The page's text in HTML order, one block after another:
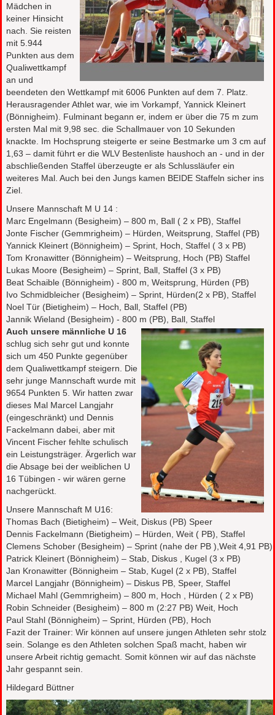
Mädchen in
keiner Hinsicht
nach. Sie reisten
mit 5.944
Punkten aus dem
Qualiwettkampf
an und
beendeten den Wettkampf mit 6006 Punkten auf dem 7. Platz.
Herausragender Athlet war, wie im Vorkampf, Yannick Kleinert
(Bönnigheim). Fulminant begann er, indem er über die 75 m zum
ersten Mal mit 9,98 sec. die Schallmauer von 10 Sekunden
knackte. Im Hochsprung steigerte er seine Bestmarke um 3 cm auf
1,63 – damit führt er die WLV Bestenliste haushoch an - und in der
abschließenden Staffel überzeugte er als Schlussläufer ein
weiteres Mal. Auch bei den Jungs kamen BEIDE Staffeln sicher ins
Ziel.
Unsere Mannschaft M U 14 :
Marc Engelmann (Besigheim) – 800 m, Ball ( 2 x PB), Staffel
Jonte Fischer (Gemmrigheim) – Hürden, Weitsprung, Staffel (PB)
Yannick Kleinert (Bönnigheim) – Sprint, Hoch, Staffel ( 3 x PB)
Tom Kronawitter (Bönnigheim) – Weitsprung, Hoch (PB) Staffel
Lukas Moore (Besigheim) – Sprint, Ball, Staffel (3 x PB)
Beat Schaible (Bönnigheim) - 800 m, Weitsprung, Hürden (PB)
Ivo Schmidbleicher (Besigheim) – Sprint, Hürden(2 x PB), Staffel
Noel Tür (Bietigheim) – Hoch, Ball, Staffel (PB)
Jannik Wieland (Besigheim) - 800 m (PB), Ball, Staffel
Auch unsere männliche U 16
schlug sich sehr gut und konnte
sich um 450 Punkte gegenüber
dem Qualiwettkampf steigern. Die
sehr junge Mannschaft wurde mit
9654 Punkten 5. Wir hatten zwar
dieses Mal Marcel Langjahr
(eingeschränkt) und Dennis
Fackelmann dabei, aber mit
Vincent Fischer fehlte schulisch
ein Leistungsträger. Ärgerlich war
die Absage bei der weiblichen U
16 Tübingen - wir wären gerne
nachgerückt.
Unsere Mannschaft M U16:
Thomas Bach (Bietigheim) – Weit, Diskus (PB) Speer
Dennis Fackelmann (Bietigheim) – Hürden, Weit ( PB), Staffel
Clemens Schober (Besigheim) – Sprint (nahe der PB ),Weit 4,91 PB)
Patrick Kleinert (Bönnigheim) – Stab, Diskus , Kugel (3 x PB)
Jan Kronawitter (Bönnigheim – Stab, Kugel (2 x PB), Staffel
Marcel Langjahr (Bönnigheim) – Diskus PB, Speer, Staffel
Michael Mahl (Gemmrigheim) – 800 m, Hoch , Hürden ( 2 x PB)
Robin Schneider (Besigheim) – 800 m (2:27 PB) Weit, Hoch
Paul Stahl (Bönnigheim) – Sprint, Hürden (PB), Hoch
Fazit der Trainer: Wir können auf unsere jungen Athleten sehr stolz
sein. Solange es den Athleten solchen Spaß macht, haben wir
unsere Arbeit richtig gemacht. Somit können wir auf das nächste
Jahr gespannt sein.
Hildegard Büttner